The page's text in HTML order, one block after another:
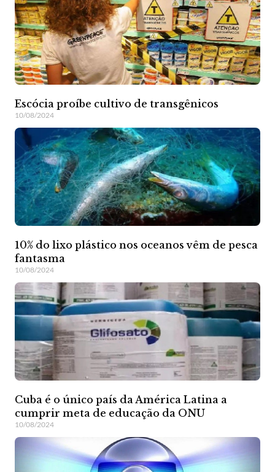
Escócia proíbe cultivo de transgênicos
10/08/2024
10% do lixo plástico nos oceanos vêm de pesca
fantasma
10/08/2024
Cuba é o único país da América Latina a
cumprir meta de educação da ONU
10/08/2024